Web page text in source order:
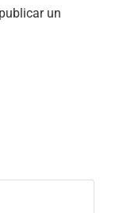
un